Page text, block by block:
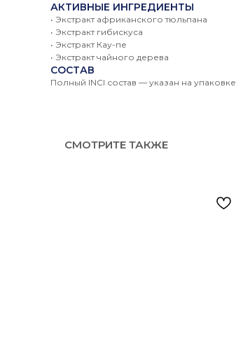
АКТИВНЫЕ ИНГРЕДИЕНТЫ
• Экстракт африканского тюльпана
• Экстракт гибискуса
• Экстракт Кау-пе
• Экстракт чайного дерева
СОСТАВ
Полный INCI состав — указан на упаковке
СМОТРИТЕ ТАКЖЕ